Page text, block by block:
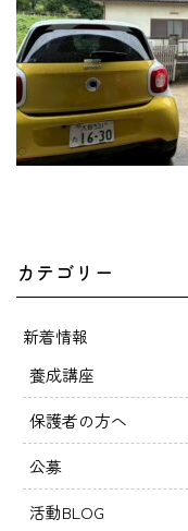
カテゴリー
新着情報
養成講座
保護者の方へ
公募
活動BLOG